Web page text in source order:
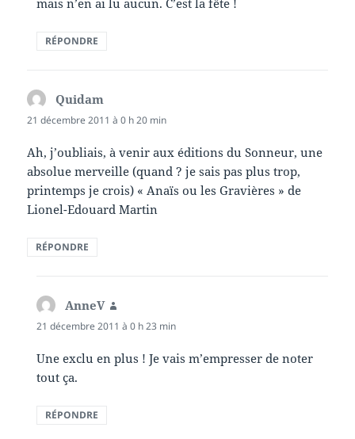
RÉPONDRE
Quidam
21 décembre 2011 à 0 h 20 min
Ah, j’oubliais, à venir aux éditions du Sonneur, une
absolue merveille (quand ? je sais pas plus trop,
printemps je crois) « Anaïs ou les Gravières » de
Lionel-Edouard Martin
RÉPONDRE
AnneV
21 décembre 2011 à 0 h 23 min
Une exclu en plus ! Je vais m’empresser de noter
tout ça.
RÉPONDRE